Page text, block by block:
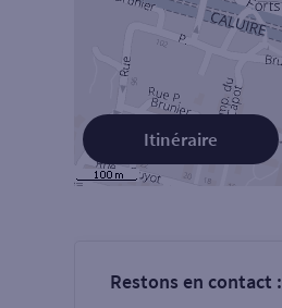
Itinéraire
Restons en contact :